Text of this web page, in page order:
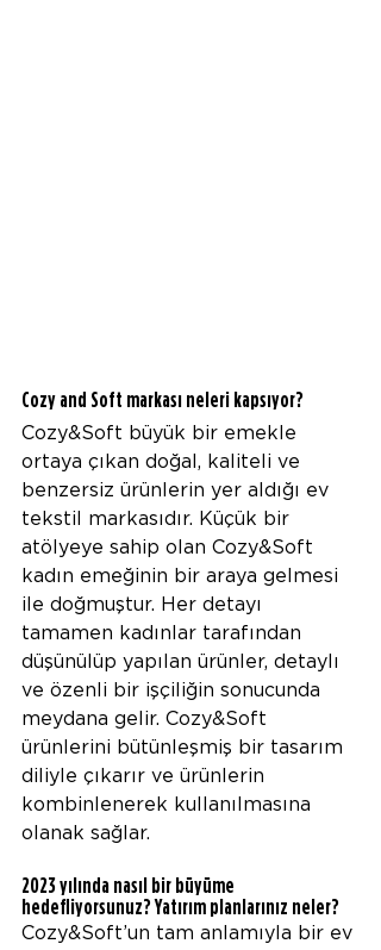
Cozy and Soft markası neleri kapsıyor?
Cozy&Soft büyük bir emekle
ortaya çıkan doğal, kaliteli ve
benzersiz ürünlerin yer aldığı ev
tekstil markasıdır. Küçük bir
atölyeye sahip olan Cozy&Soft
kadın emeğinin bir araya gelmesi
ile doğmuştur. Her detayı
tamamen kadınlar tarafından
düşünülüp yapılan ürünler, detaylı
ve özenli bir işçiliğin sonucunda
meydana gelir. Cozy&Soft
ürünlerini bütünleşmiş bir tasarım
diliyle çıkarır ve ürünlerin
kombinlenerek kullanılmasına
olanak sağlar.
2023 yılında nasıl bir büyüme
hedefliyorsunuz? Yatırım planlarınız neler?
Cozy&Soft’un tam anlamıyla bir ev